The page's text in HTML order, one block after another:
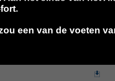
.
een van de voeten